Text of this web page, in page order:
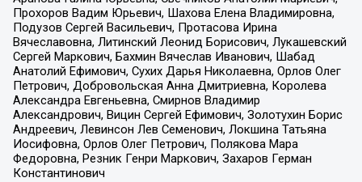
Прохоров Вадим Юрьевич, Шахова Елена Владимировна,
Подузов Сергей Васильевич, Протасова Ирина
Вячеславовна, Литинский Леонид Борисович, Лукашевский
Сергей Маркович, Бахмин Вячеслав Иванович, Шабад
Анатолий Ефимович, Сухих Дарья Николаевна, Орлов Олег
Петрович, Добровольская Анна Дмитриевна, Королева
Александра Евгеньевна, Смирнов Владимир
Александрович, Вицин Сергей Ефимович, Золотухин Борис
Андреевич, Левинсон Лев Семенович, Локшина Татьяна
Иосифовна, Орлов Олег Петрович, Полякова Мара
Федоровна, Резник Генри Маркович, Захаров Герман
Константинович